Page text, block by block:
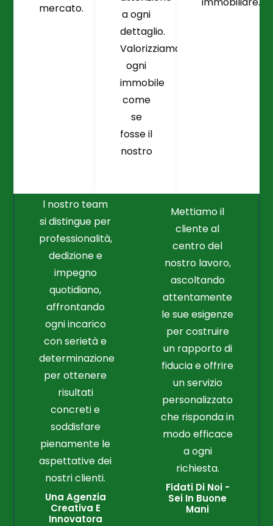
mercato.
a ogni
dettaglio.
Valorizziamo
ogni
immobile
come
se
fosse il
nostro
l nostro team
si distingue per
professionalità,
dedizione e
impegno
quotidiano,
affrontando
ogni incarico
con serietà e
determinazione
per ottenere
risultati
concreti e
soddisfare
pienamente le
aspettative dei
nostri clienti.
Una Agenzia
Creativa E
Innovatora
Mettiamo il
cliente al
centro del
nostro lavoro,
ascoltando
attentamente
le sue esigenze
per costruire
un rapporto di
fiducia e offrire
un servizio
personalizzato
che risponda in
modo efficace
a ogni
richiesta.
Fidati Di Noi -
Sei In Buone
Mani